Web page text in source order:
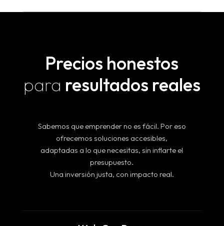
Precios honestos
para resultados reales
Sabemos que emprender no es fácil. Por eso
ofrecemos soluciones accesibles,
adaptadas a lo que necesitas, sin inflarte el
presupuesto.
Una inversión justa, con impacto real.